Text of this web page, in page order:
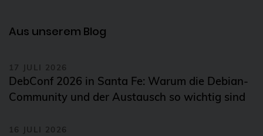
Aus unserem Blog
17 JULI 2026
DebConf 2026 in Santa Fe: Warum die Debian-
Community und der Austausch so wichtig sind
16 JULI 2026